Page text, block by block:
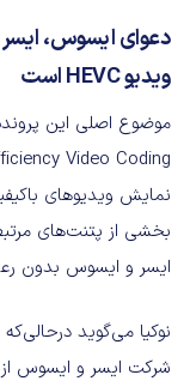
دعوای ایسوس، ایسر
ویدیو HEVC است
موضوع اصلی این
نمایش ویدیوهای
ایسر و ایسوس بدون
نوکیا می‌گوید